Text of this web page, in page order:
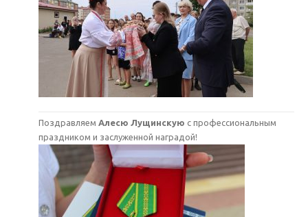
Поздравляем Алесю Лущинскую с профессиональным
праздником и заслуженной наградой!